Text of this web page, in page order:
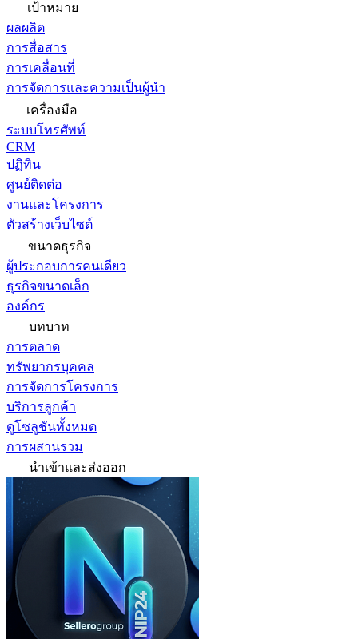
เป้าหมาย
ผลผลิต
การสื่อสาร
การเคลื่อนที่
การจัดการและความเป็นผู้นำ
เครื่องมือ
ระบบโทรศัพท์
CRM
ปฏิทิน
ศูนย์ติดต่อ
งานและโครงการ
ตัวสร้างเว็บไซต์
ขนาดธุรกิจ
ผู้ประกอบการคนเดียว
ธุรกิจขนาดเล็ก
องค์กร
บทบาท
การตลาด
ทรัพยากรบุคคล
การจัดการโครงการ
บริการลูกค้า
ดูโซลูชันทั้งหมด
การผสานรวม
นำเข้าและส่งออก